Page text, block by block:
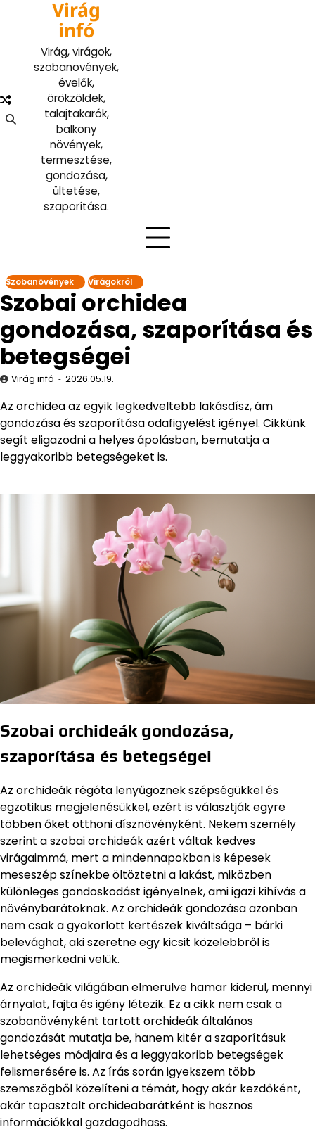
Virág
infó
Virág, virágok,
szobanövények,
évelők,
örökzöldek,
talajtakarók,
balkony
növények,
termesztése,
gondozása,
ültetése,
szaporítása.
Szobanövények Virágokról
Szobai orchidea
gondozása, szaporítása és
betegségei
Virág infó 2026.05.19.
Az orchidea az egyik legkedveltebb lakásdísz, ám
gondozása és szaporítása odafigyelést igényel. Cikkünk
segít eligazodni a helyes ápolásban, bemutatja a
leggyakoribb betegségeket is.
Szobai orchideák gondozása,
szaporítása és betegségei
Az orchideák régóta lenyűgöznek szépségükkel és
egzotikus megjelenésükkel, ezért is választják egyre
többen őket otthoni dísznövényként. Nekem személy
szerint a szobai orchideák azért váltak kedves
virágaimmá, mert a mindennapokban is képesek
meseszép színekbe öltöztetni a lakást, miközben
különleges gondoskodást igényelnek, ami igazi kihívás a
növénybarátoknak. Az orchideák gondozása azonban
nem csak a gyakorlott kertészek kiváltsága – bárki
belevághat, aki szeretne egy kicsit közelebbről is
megismerkedni velük.
Az orchideák világában elmerülve hamar kiderül, mennyi
árnyalat, fajta és igény létezik. Ez a cikk nem csak a
szobanövényként tartott orchideák általános
gondozását mutatja be, hanem kitér a szaporításuk
lehetséges módjaira és a leggyakoribb betegségek
felismerésére is. Az írás során igyekszem több
szemszögből közelíteni a témát, hogy akár kezdőként,
akár tapasztalt orchideabarátként is hasznos
információkkal gazdagodhass.